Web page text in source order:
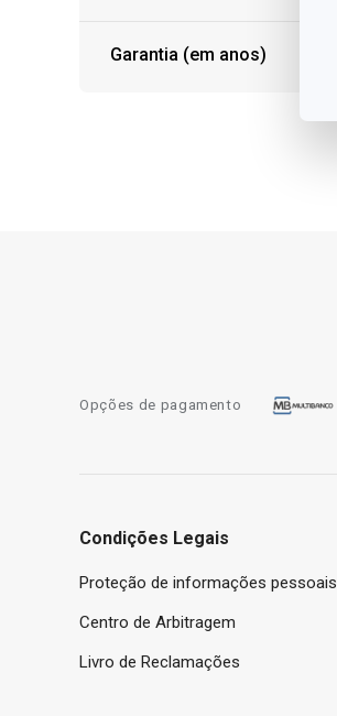
Garantia (em anos)
Opções de pagamento
Condições Legais
Proteção de informações pessoais
Centro de Arbitragem
Livro de Reclamações